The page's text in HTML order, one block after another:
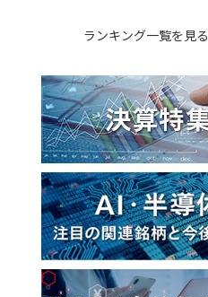
ランキング一覧を見る